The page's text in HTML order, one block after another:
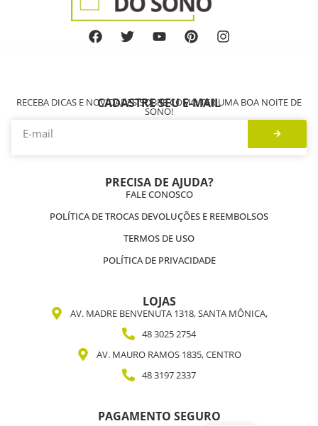
CADASTRE SEU E-MAIL
RECEBA DICAS E NOVIDADES SOBRE COMO TER UMA BOA NOITE DE
SONO!
PRECISA DE AJUDA?
FALE CONOSCO
POLÍTICA DE TROCAS DEVOLUÇÕES E REEMBOLSOS
TERMOS DE USO
POLÍTICA DE PRIVACIDADE
LOJAS
AV. MADRE BENVENUTA 1318, SANTA MÔNICA,
48 3025 2754
AV. MAURO RAMOS 1835, CENTRO
48 3197 2337
PAGAMENTO SEGURO